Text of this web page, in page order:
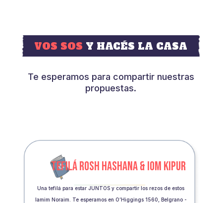
VOS SOS Y HACÉS LA CASA
Te esperamos para compartir nuestras
propuestas.
TEFILÁ ROSH HASHANA & IOM KIPUR
Una tefilá para estar JUNTOS y compartir los rezos de estos
Iamim Noraim. Te esperamos en O’Higgings 1560, Belgrano -